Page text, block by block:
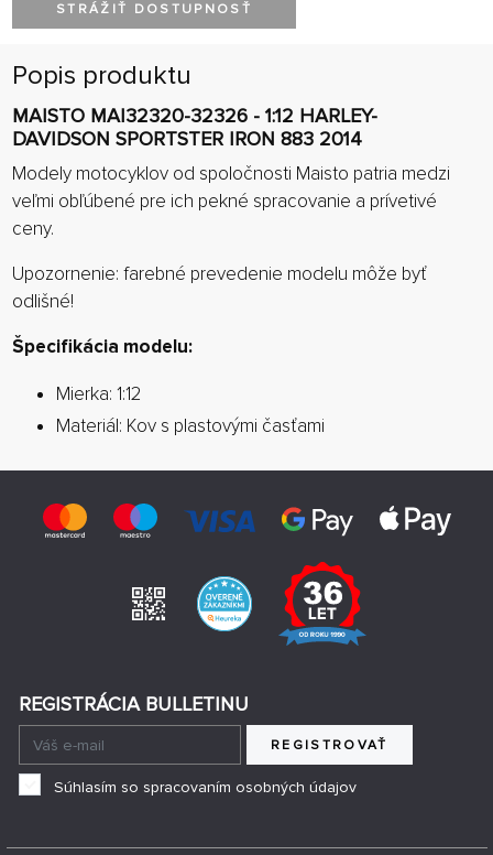
STRÁŽIŤ DOSTUPNOSŤ
Popis produktu
MAISTO MAI32320-32326 - 1:12 HARLEY-
DAVIDSON SPORTSTER IRON 883 2014
Modely motocyklov od spoločnosti Maisto patria medzi
veľmi obľúbené pre ich pekné spracovanie a prívetivé
ceny.
Upozornenie: farebné prevedenie modelu môže byť
odlišné!
Špecifikácia modelu:
Mierka: 1:12
Materiál: Kov s plastovými časťami
REGISTRÁCIA BULLETINU
REGISTROVAŤ
Súhlasím so spracovaním osobných údajov